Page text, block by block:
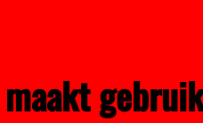
“Ze moeten het doen, en
terugdringen, zodat de
het recht op vrije